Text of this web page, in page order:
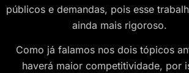
públicos e demandas, pois esse
ainda mais rigoroso.
Como já falamos nos dois tópicos
haverá maior competitividade, por